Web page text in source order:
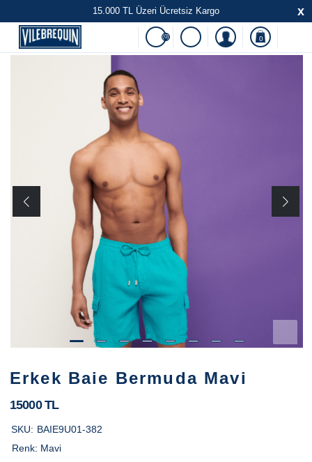
15.000 TL Üzeri Ücretsiz Kargo x
(0) 0
Erkek Baie Bermuda Mavi
15000 TL
SKU: BAIE9U01-382
Renk: Mavi